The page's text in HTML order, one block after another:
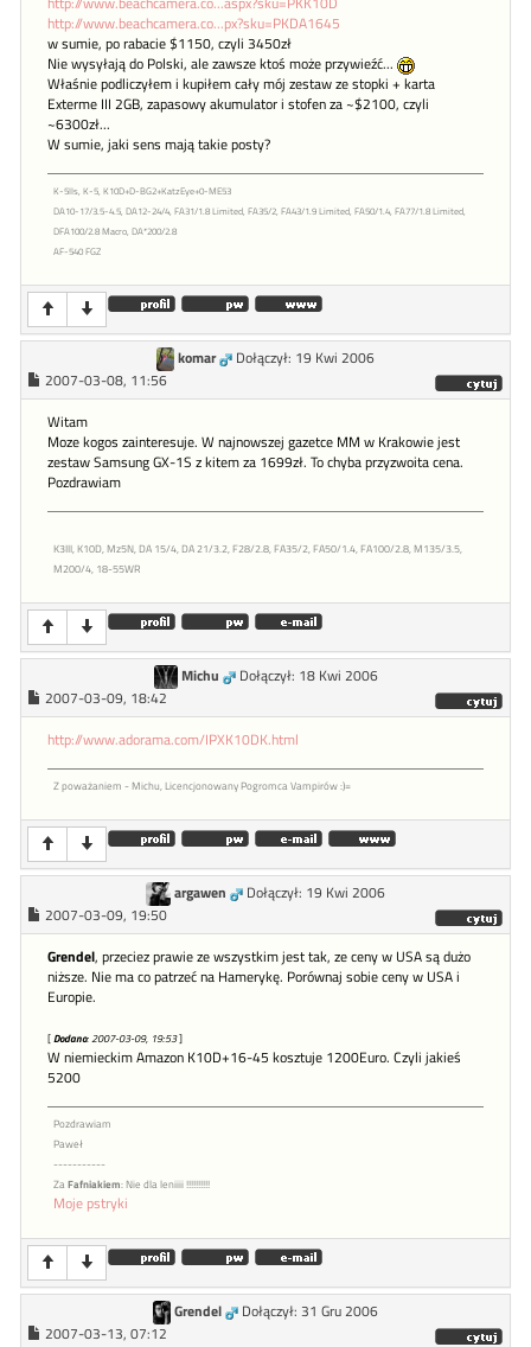
http://www.beachcamera.co...px?sku=PKDA1645
w sumie, po rabacie $1150, czyli 3450zł
Nie wysyłają do Polski, ale zawsze ktoś może przywieźć...
Właśnie podliczyłem i kupiłem cały mój zestaw ze stopki + karta
Exterme III 2GB, zapasowy akumulator i stofen za ~$2100, czyli
~6300zł...
W sumie, jaki sens mają takie posty?
K-5IIs, K-5, K10D+D-BG2+KatzEye+0-ME53
DA10-17/3.5-4.5, DA12-24/4, FA31/1.8 Limited, FA35/2, FA43/1.9 Limited, FA50/1.4, FA77/1.8 Limited,
DFA100/2.8 Macro, DA*200/2.8
AF-540 FGZ
komar
Dołączył: 19 Kwi 2006
2007-03-08, 11:56
Witam
Moze kogos zainteresuje. W najnowszej gazetce MM w Krakowie jest
zestaw Samsung GX-1S z kitem za 1699zł. To chyba przyzwoita cena.
Pozdrawiam
K3III, K10D, Mz5N, DA 15/4, DA 21/3.2, F28/2.8, FA35/2, FA50/1.4, FA100/2.8, M135/3.5,
M200/4, 18-55WR
Michu
Dołączył: 18 Kwi 2006
2007-03-09, 18:42
http://www.adorama.com/IPXK10DK.html
Z poważaniem - Michu, Licencjonowany Pogromca Vampirów :)=
argawen
Dołączył: 19 Kwi 2006
2007-03-09, 19:50
Grendel, przeciez prawie ze wszystkim jest tak, ze ceny w USA są dużo
niższe. Nie ma co patrzeć na Hamerykę. Porównaj sobie ceny w USA i
Europie.
[Dodano: 2007-03-09, 19:53]
W niemieckim Amazon K10D+16-45 kosztuje 1200Euro. Czyli jakieś
5200
Pozdrawiam
Paweł
-----------
Za Fafniakiem: Nie dla leniiii !!!!!!!!!!
Moje pstryki
Grendel
Dołączył: 31 Gru 2006
2007-03-13, 07:12